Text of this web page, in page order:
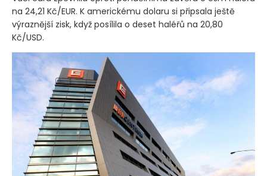
Vůči euru zpevnila oproti pondělnímu závěru o osm haléřů
na 24,21 Kč/EUR. K americkému dolaru si připsala ještě
Kč/USD.